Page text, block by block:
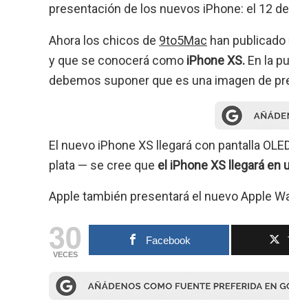
presentación de los nuevos iPhone: el 12
Ahora los chicos de 9to5Mac han
y que se conocerá como iPhone XS. En la
debemos suponer que es una imagen de
El nuevo iPhone XS llegará con pantalla
plata — se cree que el iPhone XS llegará en
Apple también presentará el nuevo Apple
30
VECES
Facebook